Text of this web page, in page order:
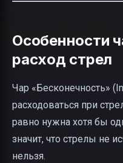
Особенности
расход стрел
Чар «Бесконечность»
расходоваться при
равно нужна хотя бы
значит, что стрелы не
нельзя.